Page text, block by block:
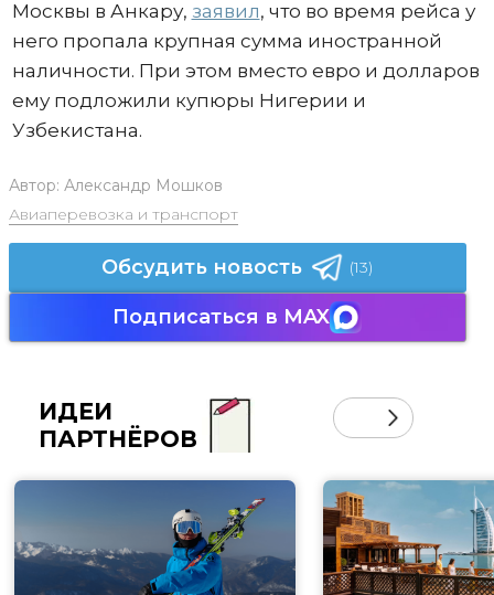
Москвы в Анкару, заявил, что во время рейса у
него пропала крупная сумма иностранной
наличности. При этом вместо евро и долларов
ему подложили купюры Нигерии и
Узбекистана.
Автор: Александр Мошков
Авиаперевозка и транспорт
Обсудить новость (13)
Подписаться в MAX
ИДЕИ
ПАРТНЁРОВ